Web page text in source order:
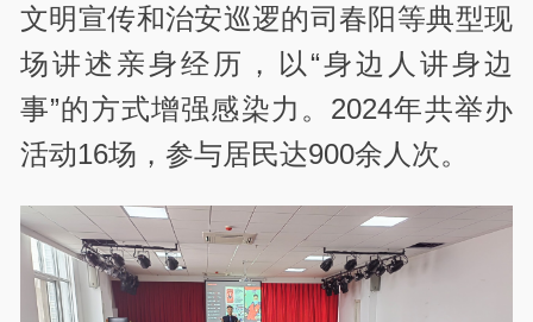
文明宣传和治安巡逻的司春阳等典型现
场讲述亲身经历，以“身边人讲身边
事”的方式增强感染力。2024年共举办
活动16场，参与居民达900余人次。